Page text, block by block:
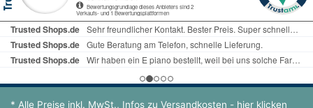
* Alle Preise inkl. MwSt., Infos zu Versandkosten - hier klicken